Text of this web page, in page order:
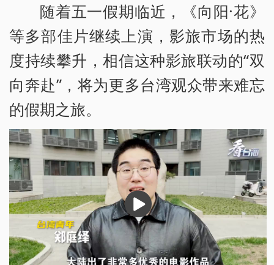
随着五一假期临近，《向阳·花》
等多部佳片继续上演，影旅市场的热
度持续攀升，相信这种影旅联动的“双
向奔赴”，将为更多台湾观众带来难忘
的假期之旅。
播
放